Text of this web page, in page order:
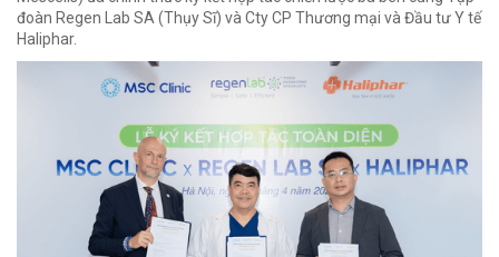
đoàn Regen Lab SA (Thụy Sĩ) và Cty CP Thương mại và Đầu tư Y tế
Haliphar.